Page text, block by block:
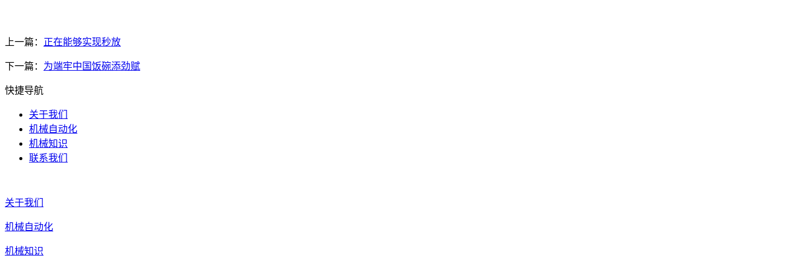
上一篇： 正在能够实现秒放
下一篇： 为端牢中国饭碗添劲赋
快捷导航
关于我们
机械自动化
机械知识
联系我们
关于我们
机械自动化
机械知识